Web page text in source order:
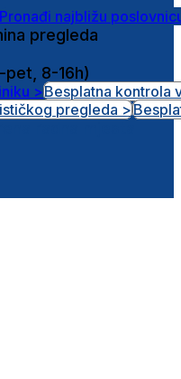
Pronađi najbližu
pregleda
pet, 8-16h)
>Besplatna kontrola
pregleda >